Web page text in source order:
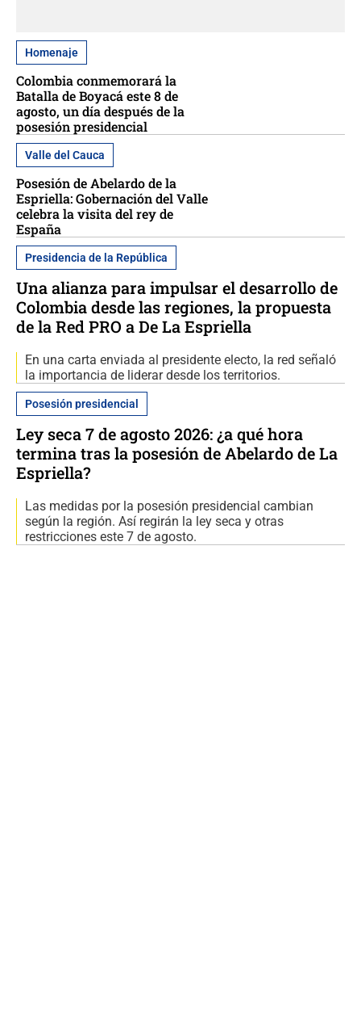
Homenaje
Colombia conmemorará la
Batalla de Boyacá este 8 de
agosto, un día después de la
posesión presidencial
Valle del Cauca
Posesión de Abelardo de la
Espriella: Gobernación del Valle
celebra la visita del rey de
España
Presidencia de la República
Una alianza para impulsar el desarrollo de
Colombia desde las regiones, la propuesta
de la Red PRO a De La Espriella
En una carta enviada al presidente electo, la red señaló
la importancia de liderar desde los territorios.
Posesión presidencial
Ley seca 7 de agosto 2026: ¿a qué hora
termina tras la posesión de Abelardo de La
Espriella?
Las medidas por la posesión presidencial cambian
según la región. Así regirán la ley seca y otras
restricciones este 7 de agosto.